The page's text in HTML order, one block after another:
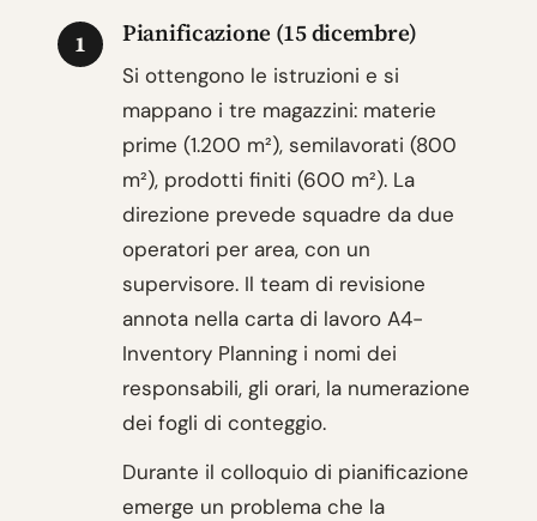
1 Pianificazione (15 dicembre)
Si ottengono le istruzioni e si
mappano i tre magazzini: materie
prime (1.200 m²), semilavorati (800
m²), prodotti finiti (600 m²). La
direzione prevede squadre da due
operatori per area, con un
supervisore. Il team di revisione
annota nella carta di lavoro A4-
Inventory Planning i nomi dei
responsabili, gli orari, la numerazione
dei fogli di conteggio.
Durante il colloquio di pianificazione
emerge un problema che la